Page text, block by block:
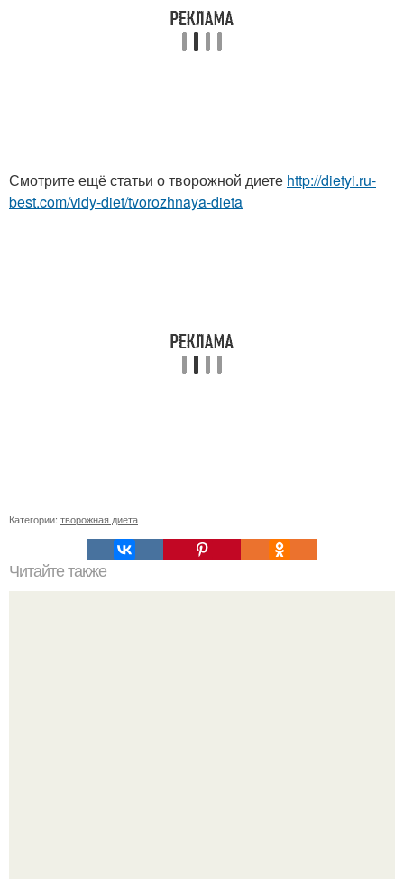
Смотрите ещё статьи о творожной диете http://dietyi.ru-
best.com/vidy-diet/tvorozhnaya-dieta
Категории: творожная диета
Читайте также